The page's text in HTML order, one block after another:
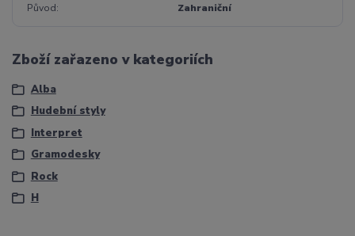
Původ Zahraniční
Zboží zařazeno v kategoriích
Alba
Hudební styly
Interpret
Gramodesky
Rock
H